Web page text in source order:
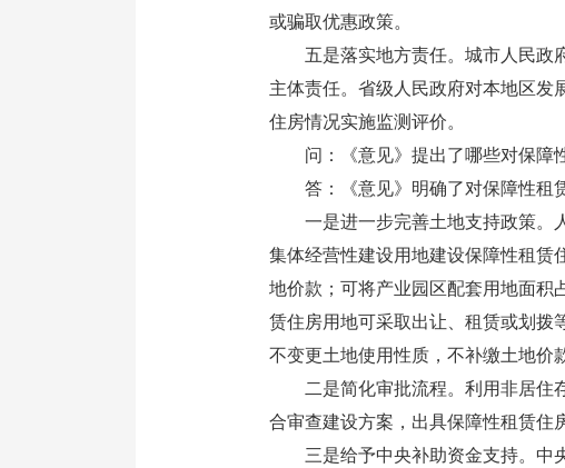
或骗取优惠政策。
五是落实地方责任。城市人民政府
主体责任。省级人民政府对本地区发
住房情况实施监测评价。
问：《意见》提出了哪些对保障
答：《意见》明确了对保障性租赁
一是进一步完善土地支持政策。人
集体经营性建设用地建设保障性租赁
地价款；可将产业园区配套用地面积
赁住房用地可采取出让、租赁或划拨
不变更土地使用性质，不补缴土地价
二是简化审批流程。利用非居住存
合审查建设方案，出具保障性租赁住
三是给予中央补助资金支持。中央